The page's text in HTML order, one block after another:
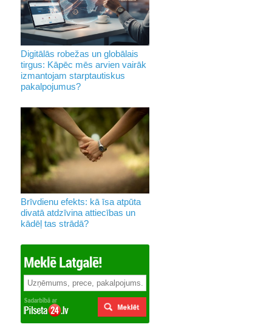
Digitālās robežas un globālais
tirgus: Kāpēc mēs arvien vairāk
izmantojam starptautiskus
pakalpojumus?
Brīvdienu efekts: kā īsa atpūta
divatā atdzīvina attiecības un
kādēļ tas strādā?